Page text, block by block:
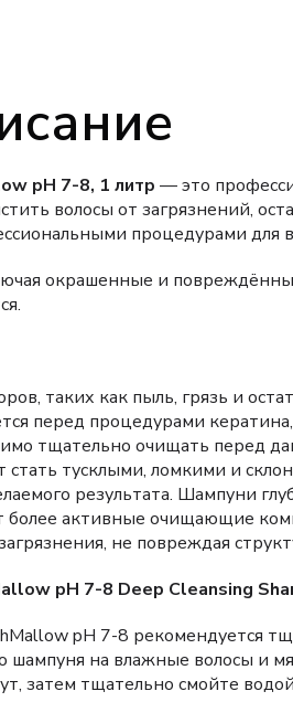
pH 7-8, 1 литр — это
волосы от загрязнений,
процедурами для
окрашенные и
таких как пыль, грязь и
перед процедурами
тщательно очищать перед
стать тусклыми, ломкими и
результата. Шампуни
более активные очищающие
не повреждая
pH 7-8 Deep Cleansing
pH 7-8 рекомендуется
шампуня на влажные волосы и
затем тщательно смойте